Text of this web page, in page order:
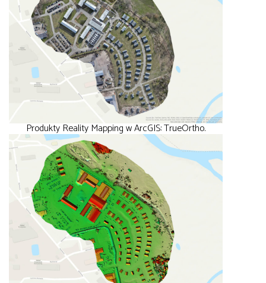
Produkty Reality Mapping w ArcGIS: TrueOrtho.